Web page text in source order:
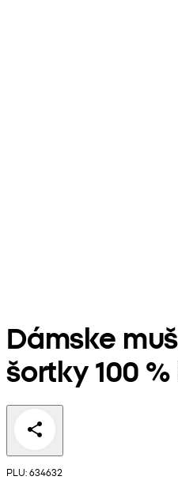
Dámske
šortky 100
PLU: 634632